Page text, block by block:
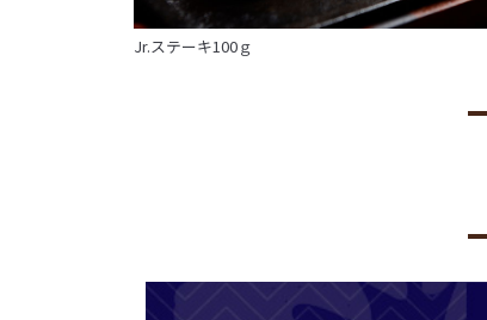
Jr.ステーキ100ｇ